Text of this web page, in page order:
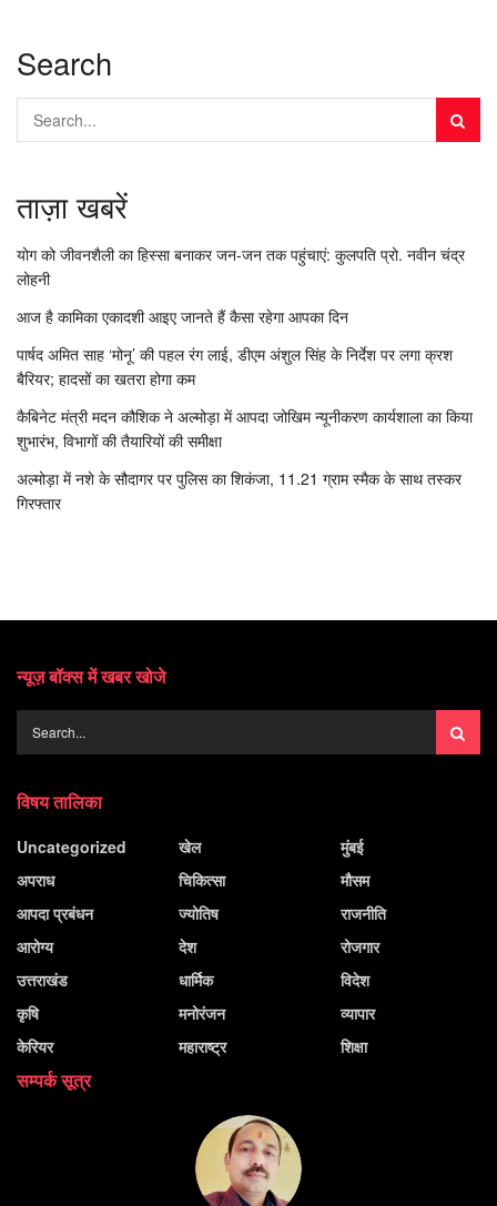
Search
ताज़ा खबरें
योग को जीवनशैली का हिस्सा बनाकर जन-जन तक पहुंचाएं: कुलपति प्रो. नवीन चंद्र
लोहनी
आज है कामिका एकादशी आइए जानते हैं कैसा रहेगा आपका दिन
पार्षद अमित साह ‘मोनू’ की पहल रंग लाई, डीएम अंशुल सिंह के निर्देश पर लगा क्रश
बैरियर; हादसों का खतरा होगा कम
कैबिनेट मंत्री मदन कौशिक ने अल्मोड़ा में आपदा जोखिम न्यूनीकरण कार्यशाला का किया
शुभारंभ, विभागों की तैयारियों की समीक्षा
अल्मोड़ा में नशे के सौदागर पर पुलिस का शिकंजा, 11.21 ग्राम स्मैक के साथ तस्कर
गिरफ्तार
न्यूज़ बॉक्स में खबर खोजे
विषय तालिका
Uncategorized
अपराध
आपदा प्रबंधन
आरोग्य
उत्तराखंड
कृषि
केरियर
खेल
चिकित्सा
ज्योतिष
देश
धार्मिक
मनोरंजन
महाराष्ट्र
मुंबई
मौसम
राजनीति
रोजगार
विदेश
व्यापार
शिक्षा
सम्पर्क सूत्र